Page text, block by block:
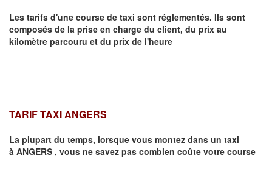
Les tarifs d'une course de taxi sont réglementés. Ils sont
composés de la prise en charge du client, du prix au
kilomètre parcouru et du prix de l'heure
TARIF TAXI ANGERS
La plupart du temps, lorsque vous montez dans un taxi
à ANGERS , vous ne savez pas combien coûte votre course